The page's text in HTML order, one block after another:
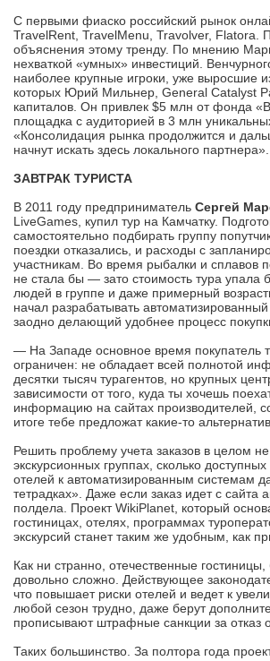
С первыми фиаско российский рынок
TravelRent, TravelMenu, Travolver, Flatora.
объяснения этому тренду. По мнению
нехваткой «умных» инвестиций.
наиболее крупные игроки, уже выросшие
которых Юрий Мильнер, General Catalyst
капиталов. Он привлек $5 млн от фонда
площадка с аудиторией в 3 млн
«Консолидация рынка продолжится и
начнут искать здесь локального партнера».
ЗАВТРАК ТУРИСТА
В 2011 году предприниматель Сергей
LiveGames, купил тур на Камчатку.
самостоятельно подбирать группу
поездки отказались, и расходы с
участникам. Во время рыбалки и сплавов
не стала бы — зато стоимость тура
людей в группе и даже примерный
начал разрабатывать
заодно делающий удобнее процесс
— На Западе основное время покупатель
ограничен: не обладает всей полнотой
десятки тысяч турагентов, но крупных
зависимости от того, куда ты хочешь
информацию на сайтах производителей,
итоге тебе предложат какие-то
Решить проблему учета заказов в целом
экскурсионных группах, сколько
отелей к автоматизированным системам
тетрадках». Даже если заказ идет с
полдела. Проект WikiPlanet, который
гостиницах, отелях, программах
экскурсий станет таким же удобным, как
Как ни странно, отечественные
довольно сложно. Действующее
что повышает риски отелей и ведет к
любой сезон трудно, даже берут
прописывают штрафные санкции за отказ
Таких большинство. За полтора года